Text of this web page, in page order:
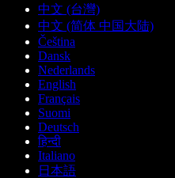
中文 (台灣)
中文 (简体 中国大陆)
Čeština
Dansk
Nederlands
English
Français
Suomi
Deutsch
हिन्दी
Italiano
日本語